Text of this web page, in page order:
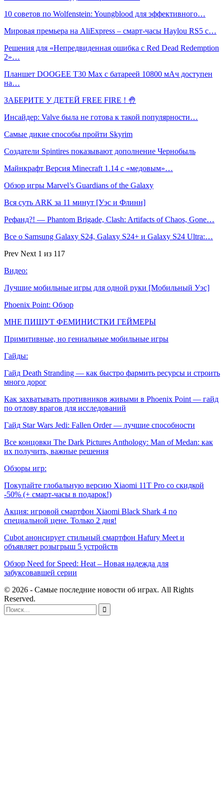
10 советов по Wolfenstein: Youngblood для эффективного…
Мировая премьера на AliExpress – смарт-часы Haylou RS5 с…
Решения для «Непредвиденная ошибка с Red Dead Redemption
2»…
Планшет DOOGEE T30 Max с батареей 10800 мАч доступен
на…
ЗАБЕРИТЕ У ДЕТЕЙ FREE FIRE ! 🤚
Инсайдер: Valve была не готова к такой популярности…
Самые дикие способы пройти Skyrim
Создатели Spintires показывают дополнение Чернобыль
Майнкрафт Версия Minecraft 1.14 с «медовым»…
Обзор игры Marvel’s Guardians of the Galaxy
Вся суть ARK за 11 минут [Уэс и Флинн]
Рефанд?! — Phantom Brigade, Clash: Artifacts of Chaos, Gone…
Все о Samsung Galaxy S24, Galaxy S24+ и Galaxy S24 Ultra:…
Prev Next 1 из 117
Видео:
Лучшие мобильные игры для одной руки [Мобильный Уэс]
Phoenix Point: Обзор
МНЕ ПИШУТ ФЕМИНИСТКИ ГЕЙМЕРЫ
Примитивные, но гениальные мобильные игры
Гайды:
Гайд Death Stranding — как быстро фармить ресурсы и строить
много дорог
Как захватывать противников живыми в Phoenix Point — гайд
по отлову врагов для исследований
Гайд Star Wars Jedi: Fallen Order — лучшие способности
Все концовки The Dark Pictures Anthology: Man of Medan: как
их получить, важные решения
Обзоры игр:
Покупайте глобальную версию Xiaomi 11T Pro со скидкой
-50% (+ смарт-часы в подарок!)
Акция: игровой смартфон Xiaomi Black Shark 4 по
специальной цене. Только 2 дня!
Cubot анонсирует стильный смартфон Hafury Meet и
объявляет розыгрыш 5 устройств
Обзор Need for Speed: Heat – Новая надежда для
забуксовавшей серии
© 2026 - Самые последние новости об играх. All Rights
Reserved.